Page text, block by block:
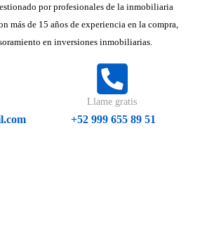
por profesionales de la inmobiliaria
más de 15 años de experiencia en la compra,
en inversiones inmobiliarias.
Llame gratis
+52 999 655 89 51